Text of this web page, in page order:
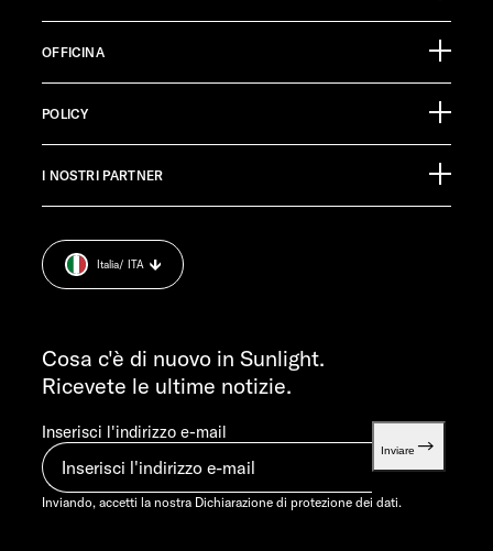
Ölmühlestraße 6
88299 Leutkirch
Germany
SERVIZIO CLIENTI
service@service.sunlight.de
LUN-MART 7:30-12:00 E 13:00-16:00
VEN 07:30-12:00
info@sunlight.de
OFFICINA
Materiale informativo
POLICY
Impronta.
Cookie Consent
Informazioni sul peso.
I NOSTRI PARTNER
Cosa c'è di nuovo in Sunlight.
Ricevete le ultime notizie.
Inserisci l'indirizzo e-mail
Inviare
Inviando, accetti la nostra Dichiarazione di protezione dei dati.
Italia/ ITA